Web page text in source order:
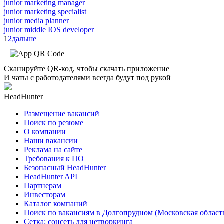
junior marketing manager
junior marketing specialist
junior media planner
junior middle IOS developer
1 2дальше
Сканируйте QR-код, чтобы скачать приложение
И чаты с работодателями всегда будут под рукой
HeadHunter
Размещение вакансий
Поиск по резюме
О компании
Наши вакансии
Реклама на сайте
Требования к ПО
Безопасный HeadHunter
HeadHunter API
Партнерам
Инвесторам
Каталог компаний
Поиск по вакансиям в Долгопрудном (Московская
Сетка: соцсеть для нетворкинга